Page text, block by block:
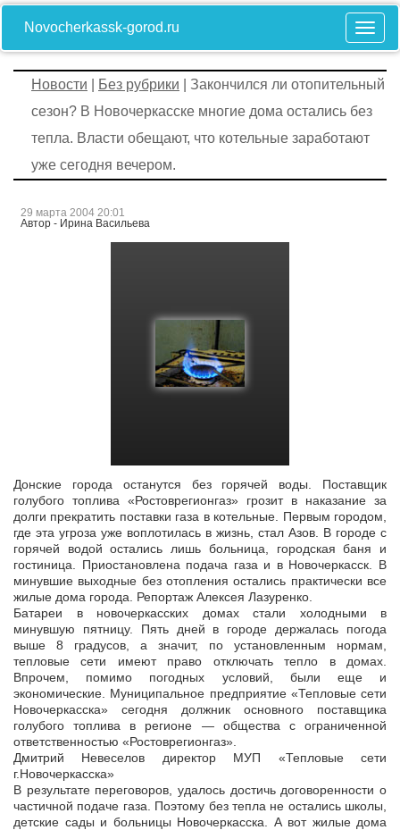
Novocherkassk-gorod.ru
Новости Без рубрики | Закончился ли отопительный
сезон? В Новочеркасске многие дома остались без
тепла. Власти обещают, что котельные заработают
уже сегодня вечером.
29 марта 2004 20:01
Автор - Ирина Васильева
Донские города останутся без горячей воды. Поставщик
голубого топлива «Ростоврегионгаз» грозит в наказание за
долги прекратить поставки газа в котельные. Первым городом,
где эта угроза уже воплотилась в жизнь, стал Азов. В городе с
горячей водой остались лишь больница, городская баня и
гостиница. Приостановлена подача газа и в Новочеркасск. В
минувшие выходные без отопления остались практически все
жилые дома города. Репортаж Алексея Лазуренко.
Батареи в новочеркасских домах стали холодными в
минувшую пятницу. Пять дней в городе держалась погода
выше 8 градусов, а значит, по установленным нормам,
тепловые сети имеют право отключать тепло в домах.
Впрочем, помимо погодных условий, были еще и
экономические. Муниципальное предприятие «Тепловые сети
Новочеркасска» сегодня должник основного поставщика
голубого топлива в регионе — общества с ограниченной
ответственностью «Ростоврегионгаз».
Дмитрий Невеселов директор МУП «Тепловые сети
г.Новочеркасска»
В результате переговоров, удалось достичь договоренности о
частичной подаче газа. Поэтому без тепла не остались школы,
детские сады и больницы Новочеркасска. А вот жилые дома